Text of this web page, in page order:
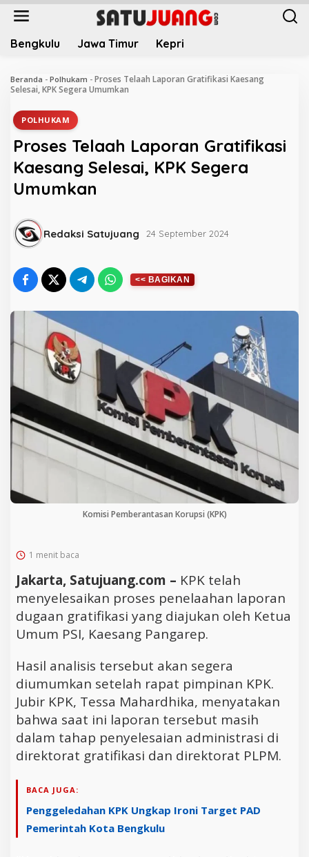
L
Bengkulu Jawa Timur Kepri
Beranda - Polhukam - Proses Telaah Laporan Gratifikasi Kaesang
Selesai, KPK Segera Umumkan
POLHUKAM
Proses Telaah Laporan Gratifikasi
Kaesang Selesai, KPK Segera
Umumkan
Redaksi Satujuang 24 September 2024
Komisi Pemberantasan Korupsi (KPK)
1 menit baca
Jakarta, Satujuang.com – KPK telah
menyelesaikan proses penelaahan laporan
dugaan gratifikasi yang diajukan oleh Ketua
Umum PSI, Kaesang Pangarep.
Hasil analisis tersebut akan segera
diumumkan setelah rapat pimpinan KPK.
Jubir KPK, Tessa Mahardhika, menyatakan
bahwa saat ini laporan tersebut masih
dalam tahap penyelesaian administrasi di
direktorat gratifikasi dan direktorat PLPM.
BACA JUGA:
Penggeledahan KPK Ungkap Ironi Target PAD
Pemerintah Kota Bengkulu